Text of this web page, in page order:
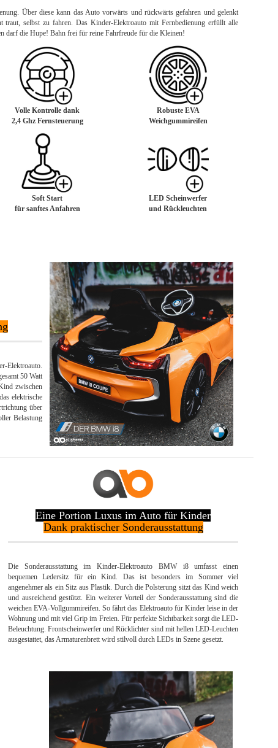
Über diese kann das Auto vorwärts und rückwärts gefahren und gelenkt
selbst zu fahren. Das Kinder-Elektroauto mit Fernbedienung erfüllt alle
darf die Hupe! Bahn frei für reine Fahrfreude für die Kleinen!
Volle Kontrolle dank
2,4 Ghz Fernsteuerung
Robuste EVA
Weichgummireifen
Soft Start
für sanftes Anfahren
LED Scheinwerfer
und Rückleuchten
Elektroauto.
50 Watt
zwischen
elektrische
über
Belastung
Eine Portion Luxus im Auto für Kinder
Dank praktischer Sonderausstattung
Die Sonderausstattung im Kinder-Elektroauto BMW i8 umfasst einen
bequemen Ledersitz für ein Kind. Das ist besonders im Sommer viel
angenehmer als ein Sitz aus Plastik. Durch die Polsterung sitzt das Kind weich
und ausreichend gestützt. Ein weiterer Vorteil der Sonderausstattung sind die
weichen EVA-Vollgummireifen. So fährt das Elektroauto für Kinder leise in der
Wohnung und mit viel Grip im Freien. Für perfekte Sichtbarkeit sorgt die LED-
Beleuchtung. Frontscheinwerfer und Rücklichter sind mit hellen LED-Leuchten
ausgestattet, das Armaturenbrett wird stilvoll durch LEDs in Szene gesetzt.